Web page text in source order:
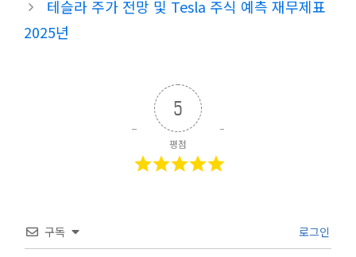
테슬라 주가 전망 및 Tesla 주식 예측 재무제표
2025년
5
평점
구독 로그인